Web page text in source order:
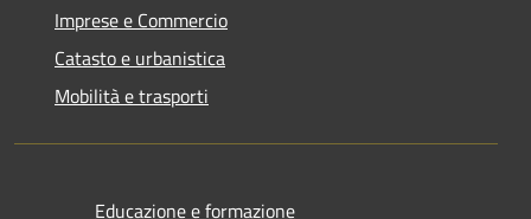
Imprese e Commercio
Catasto e urbanistica
Mobilità e trasporti
Educazione e formazione